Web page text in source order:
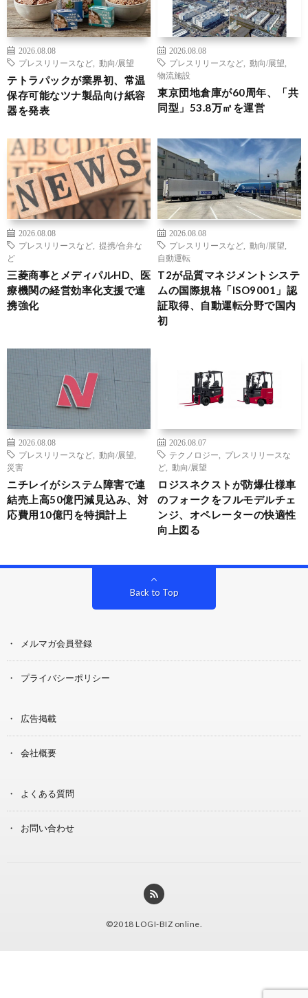
2026.08.08
プレスリリースなど
動向/展望
テトラパックが業界初、常温
保存可能なツナ製品向け紙容
器を発表
2026.08.08
プレスリリースなど
動向/展望
物流施設
東京団地倉庫が60周年、「共
同型」53.8万㎡を運営
2026.08.08
プレスリリースなど
提携/合弁な
ど
三菱商事とメディパルHD、医
療機関の経営効率化支援で連
携強化
2026.08.08
プレスリリースなど
動向/展望
自動運転
T2が品質マネジメントシステ
ムの国際規格「ISO9001」認
証取得、自動運転分野で国内
初
2026.08.08
プレスリリースなど
動向/展望
災害
ニチレイがシステム障害で連
結売上高50億円減見込み、対
応費用10億円を特損計上
2026.08.07
テクノロジー
プレスリリースな
ど
動向/展望
ロジスネクストが防爆仕様車
のフォークをフルモデルチェ
ンジ、オペレーターの快適性
向上図る
Back to Top
メルマガ会員登録
プライバシーポリシー
広告掲載
会社概要
よくある質問
お問い合わせ
©2018 LOGI-BIZ online.